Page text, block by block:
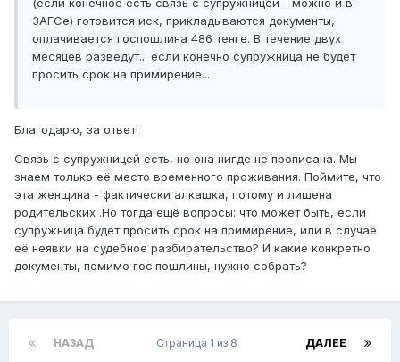
(если конечное есть связь с супружницей - можно и в
ЗАГСе) готовится иск, прикладываются документы,
оплачивается госпошлина 486 тенге. В течение двух
месяцев разведут... если конечно супружница не будет
просить срок на примирение...
Благодарю, за ответ!
Связь с супружницей есть, но она нигде не прописана. Мы
знаем только её место временного проживания. Поймите, что
эта женщина - фактически алкашка, потому и лишена
родительских .Но тогда ещё вопросы: что может быть, если
супружница будет просить срок на примирение, или в случае
её неявки на судебное разбирательство? И какие конкретно
документы, помимо гос.пошлины, нужно собрать?
НАЗАД ДАЛЕЕ
Страница 1 из 8